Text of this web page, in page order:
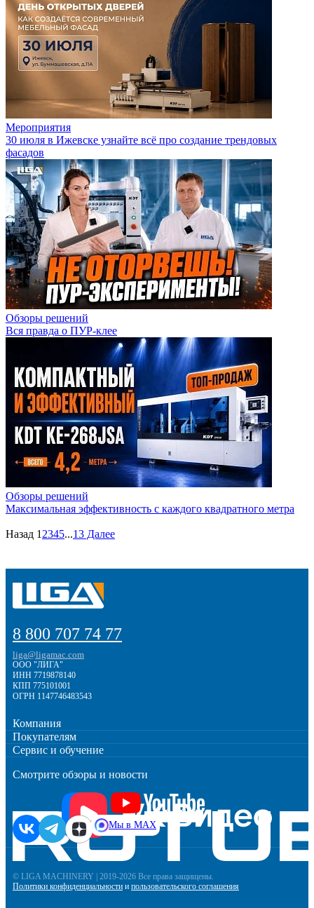
Мероприятия
30 июля в Ижевске узнайте всё про создание трендовых
фасадов
Обзоры решений
Вся правда о ПУР-клее
Обзоры решений
Максимальная эффективность с каждого квадратного метра
Назад 1 2345...13 Далее
8 800 707 74 77
liga@ligamac.com
ООО "ЛИГА"
ИНН 7719878140
КПП 775101001
ОГРН 1147746483543
Компания
Покупателям
Сервис и обучение
Смотрите обзоры и новости
Мы в MAX
© LIGA MACHINERY | 2019-2026 Все права защищены.
Политики конфиденциальности и пользовательского соглашения